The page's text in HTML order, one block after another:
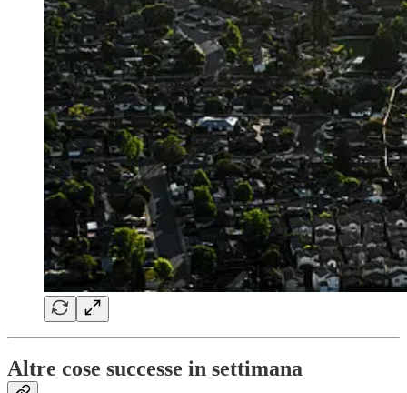
Altre cose successe in settimana